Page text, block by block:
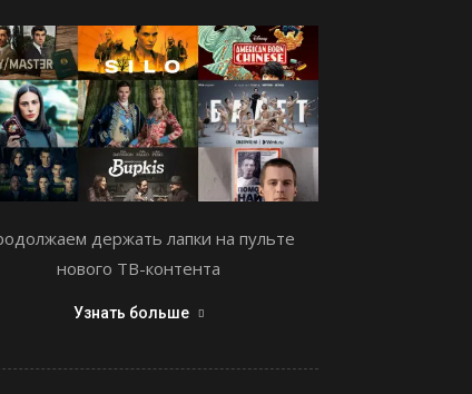
держать лапки на пульте
нового ТВ-контента
Узнать больше